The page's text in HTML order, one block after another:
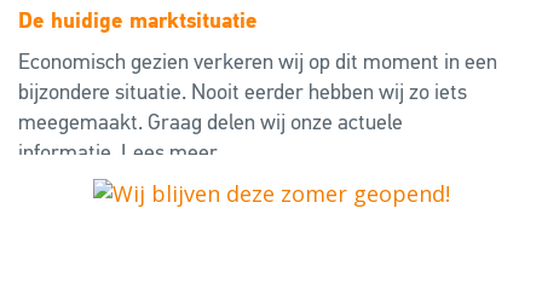
De huidige marktsituatie
Economisch gezien verkeren wij op dit moment in een
bijzondere situatie. Nooit eerder hebben wij zo iets
meegemaakt. Graag delen wij onze actuele
informatie. Lees meer